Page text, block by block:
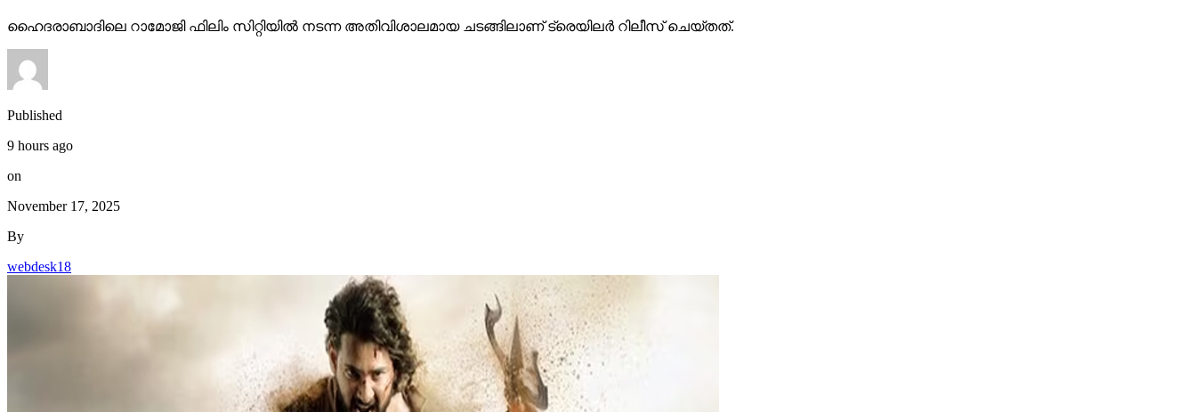
ഹൈദരാബാദിലെ റാമോജി ഫിലിം സിറ്റിയില്‍ നടന്ന അതിവിശാലമായ ചടങ്ങിലാണ് ട്രെയിലര്‍ റിലീസ് ചെയ്തത്.
Published
9 hours ago
on
November 17, 2025
By
webdesk18